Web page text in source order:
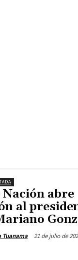
Nación abre
al
Tuanama 21 de julio de